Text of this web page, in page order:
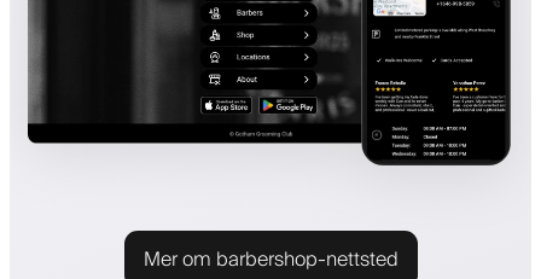
Mer om barbershop-nettsted